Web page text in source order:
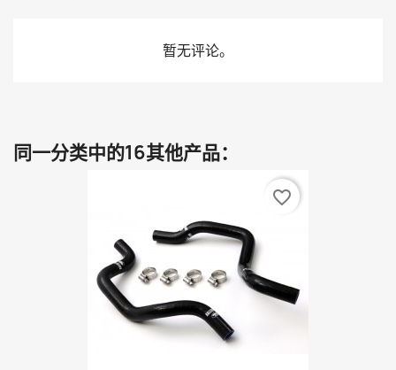
暂无评论。
同一分类中的16其他产品：
favorite_border